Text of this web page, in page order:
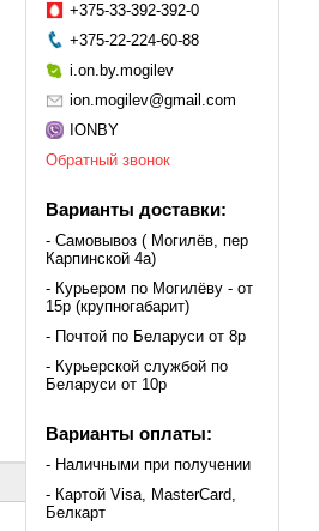
+375-33-392-392-0
+375-22-224-60-88
i.on.by.mogilev
ion.mogilev@gmail.com
IONBY
Обратный звонок
Варианты доставки:
- Самовывоз ( Могилёв, пер
Карпинской 4а)
- Курьером по Могилёву - от
15р (крупногабарит)
- Почтой по Беларуси от 8р
- Курьерской службой по
Беларуси от 10р
Варианты оплаты:
- Наличными при получении
- Картой Visa, MasterCard,
Белкарт